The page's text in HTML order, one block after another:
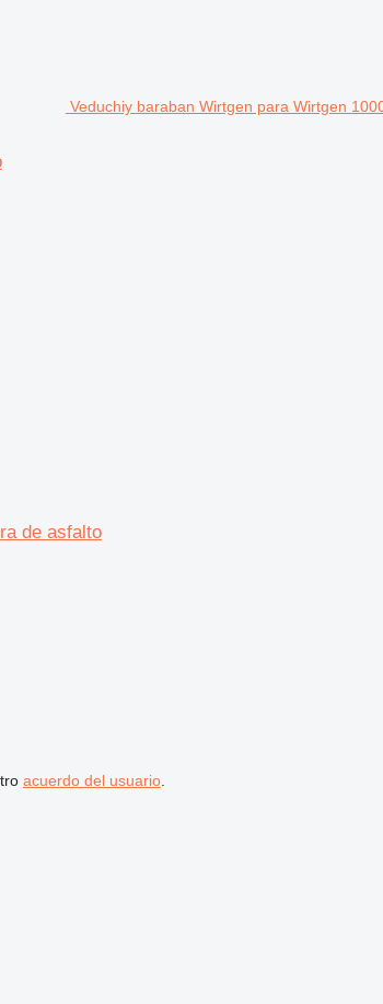
Veduchiy baraban Wirtgen para Wirtgen
de asfalto
acuerdo del usuario.